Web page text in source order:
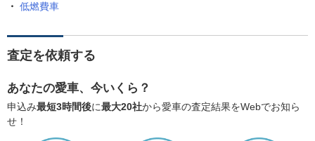
低燃費車
査定を依頼する
あなたの愛車、今いくら？
申込み最短3時間後に最大20社から愛車の査定結果をWebでお知ら
せ！